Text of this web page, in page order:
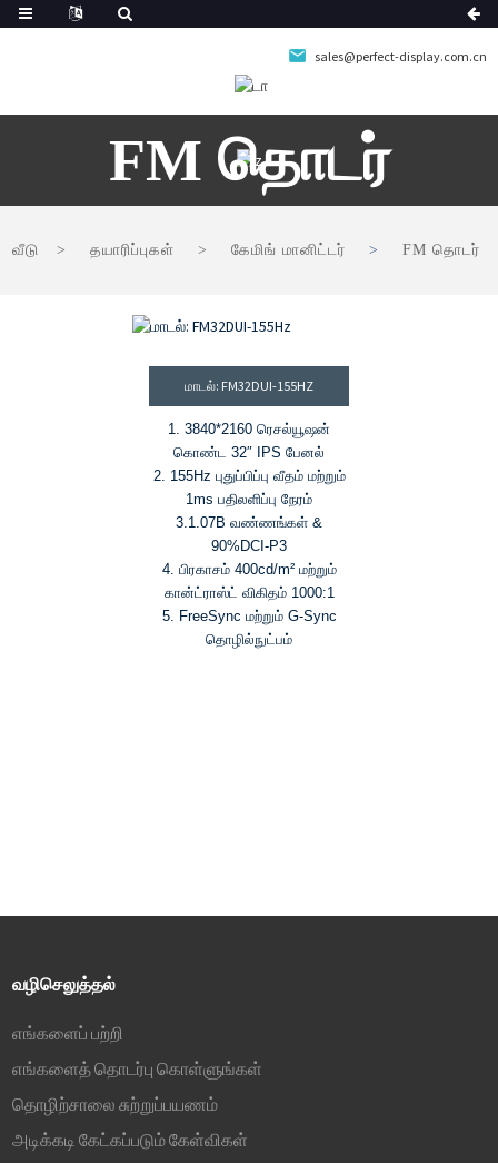
sales@perfect-display.com.cn
FM தொடர்
வீடு தயாரிப்புகள் கேமிங் மானிட்டர் FM தொடர்
மாடல்: FM32DUI-155HZ
1. 3840*2160 ரெசல்யூஷன்
கொண்ட 32″ IPS பேனல்
2. 155Hz புதுப்பிப்பு வீதம் மற்றும்
1ms பதிலளிப்பு நேரம்
3.1.07B வண்ணங்கள் &
90%DCI-P3
4. பிரகாசம் 400cd/m² மற்றும்
கான்ட்ராஸ்ட் விகிதம் 1000:1
5. FreeSync மற்றும் G-Sync
தொழில்நுட்பம்
வழிசெலுத்தல்
எங்களைப் பற்றி
எங்களைத் தொடர்பு கொள்ளுங்கள்
தொழிற்சாலை சுற்றுப்பயணம்
அடிக்கடி கேட்கப்படும் கேள்விகள்